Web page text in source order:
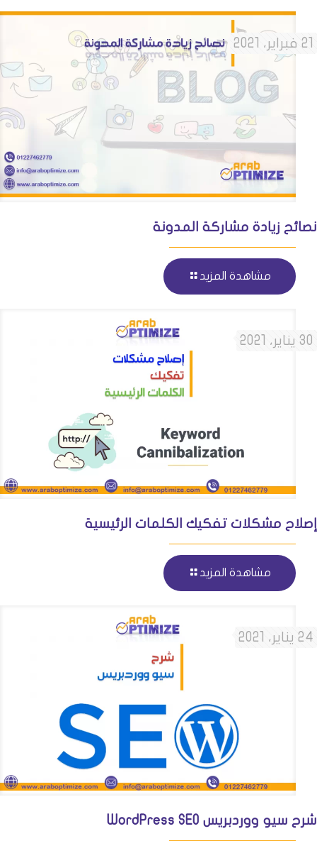
21 فبراير، 2021
نصائح زيادة مشاركة المدونة
مشاهدة المزيد
30 يناير، 2021
إصلاح مشكلات تفكيك الكلمات الرئيسية
مشاهدة المزيد
24 يناير، 2021
شرح سيو ووردبريس WordPress SEO